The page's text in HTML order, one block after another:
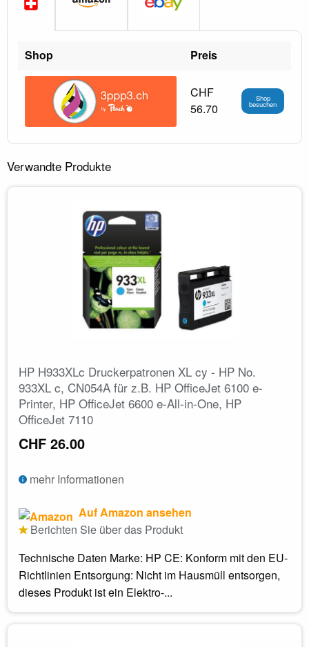
Shop Preis
CHF
56.70
Shop
besuchen
Verwandte Produkte
HP H933XLc Druckerpatronen XL cy - HP No.
933XL c, CN054A für z.B. HP OfficeJet 6100 e-
Printer, HP OfficeJet 6600 e-All-in-One, HP
OfficeJet 7110
CHF 26.00
mehr Informationen
Auf Amazon ansehen
Berichten Sie über das Produkt
Technische Daten Marke: HP CE: Konform mit den EU-
Richtlinien Entsorgung: Nicht im Hausmüll entsorgen,
dieses Produkt ist ein Elektro-...